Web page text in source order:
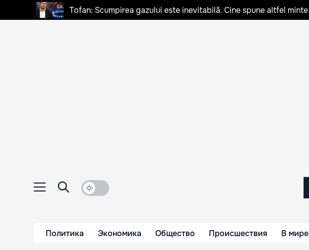
Tofan: Scumpirea gazului este inevitabilă. Cine spune altfel minte
Политика Экономика Общество Происшествия В мире